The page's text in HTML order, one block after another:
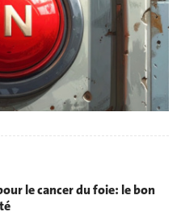
le cancer du foie: le bon